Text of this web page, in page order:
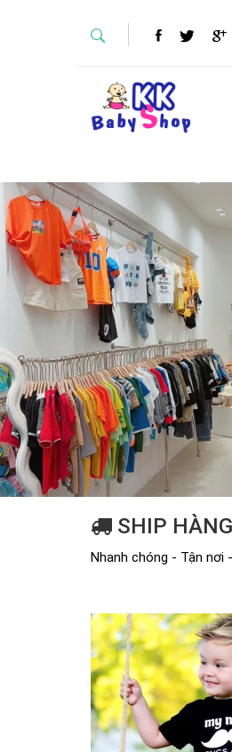
SHIP
Nhanh chóng - Tận nơi